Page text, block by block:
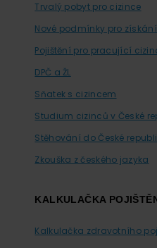
Trvalý pobyt pro cizince
Nové podmínky pro
Pojištění pro pracující
DPČ a ŽL
Sňatek s cizincem
Studium cizinců v České
Stěhování do České
Zkouška z českého jazyka
KALKULAČKA
Kalkulačka zdravotního